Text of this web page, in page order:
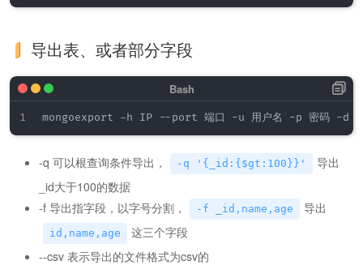
导出表、或者部分字段
-q 可以根查询条件导出， -q '{_id:{$gt:100}}'
导出
_id大于100的数据
-f 导出指字段，以字号分割，
-f _id,name,age 导出
id,name,age
这三个字段
--csv 表示导出的文件格式为csv的